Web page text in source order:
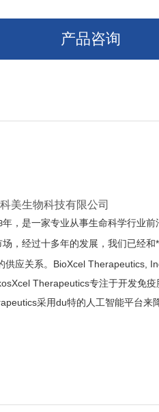
产品咨询
美生物科技有限公司
年，是一家专业从事生命科学行业
，经过十多年的发展，我们已经和
供应关系。BioXcel Therapeutics,
Therapeutics专注于开发免
采用du特的人工智能平台